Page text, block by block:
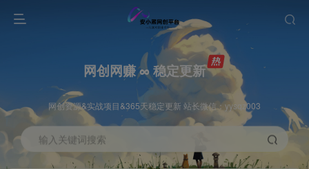
网创网赚 ∞ 稳定更新
网创资源&实战项目&365天稳定更新 站长微信：yysqz003
输入关键词搜索